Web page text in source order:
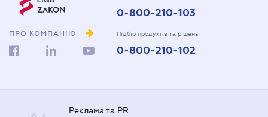
ПРО КОМПАНІЮ
0-800-210-103
Підбір продуктів та рішень
0-800-210-102
Реклама та PR